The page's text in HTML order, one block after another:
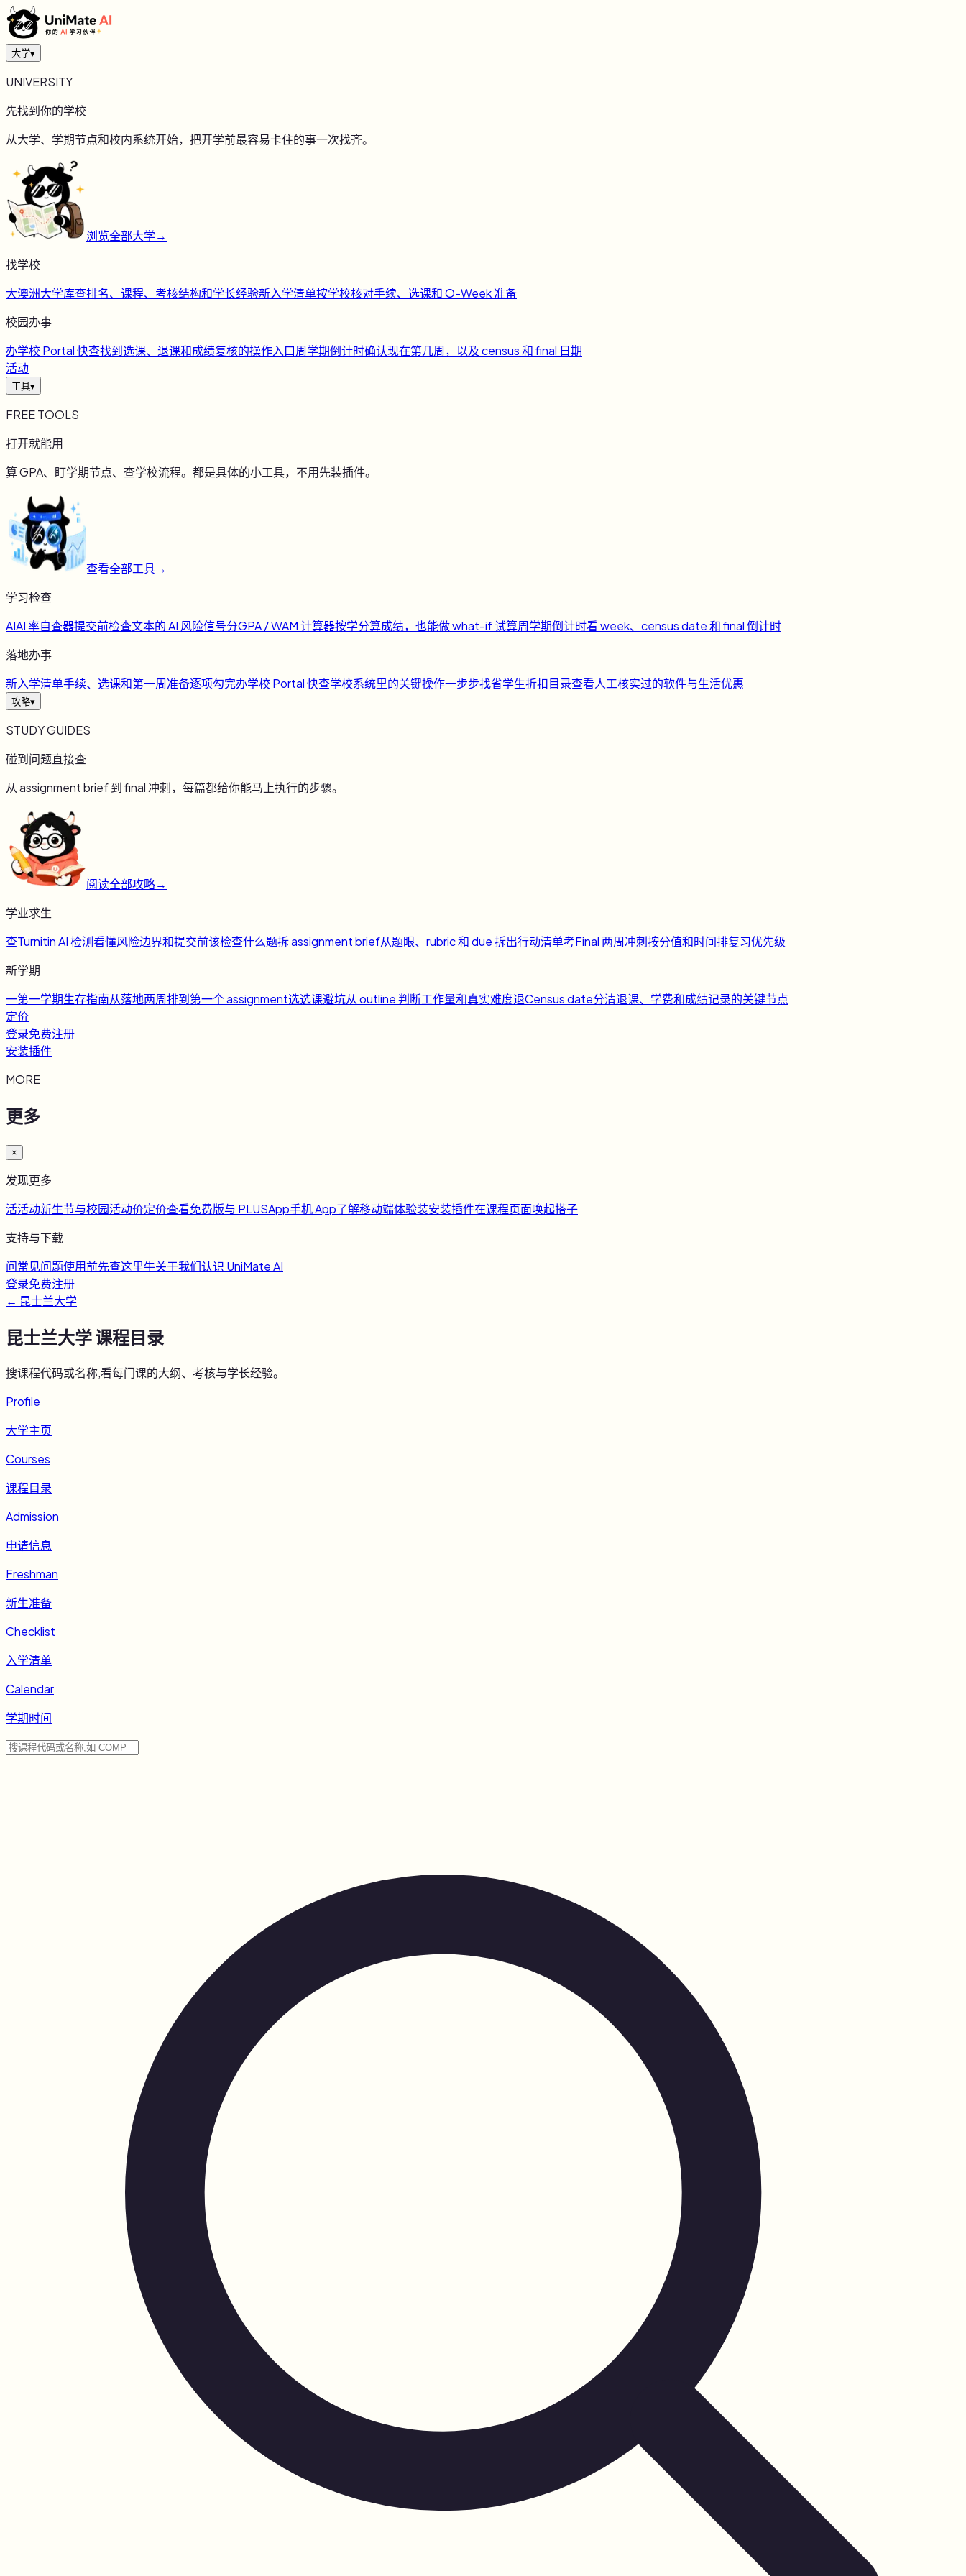
大学▾
UNIVERSITY
先找到你的学校
从大学、学期节点和校内系统开始，把开学前最容易卡住的事一次找齐。
浏览全部大学→
找学校
大澳洲大学库查排名、课程、考核结构和学长经验新入学清单按学校核对手续、选课和 O-Week 准备
校园办事
办学校 Portal 快查找到选课、退课和成绩复核的操作入口周学期倒计时确认现在第几周，以及 census 和 final 日期
活动
工具▾
FREE TOOLS
打开就能用
算 GPA、盯学期节点、查学校流程。都是具体的小工具，不用先装插件。
查看全部工具→
学习检查
AIAI 率自查器提交前检查文本的 AI 风险信号分GPA / WAM 计算器按学分算成绩，也能做 what-if 试算周学期倒计时看 week、census date 和 final 倒计时
落地办事
新入学清单手续、选课和第一周准备逐项勾完办学校 Portal 快查学校系统里的关键操作一步步找省学生折扣目录查看人工核实过的软件与生活优惠
攻略▾
STUDY GUIDES
碰到问题直接查
从 assignment brief 到 final 冲刺，每篇都给你能马上执行的步骤。
阅读全部攻略→
学业求生
查Turnitin AI 检测看懂风险边界和提交前该检查什么题拆 assignment brief从题眼、rubric 和 due 拆出行动清单考Final 两周冲刺按分值和时间排复习优先级
新学期
一第一学期生存指南从落地两周排到第一个 assignment选选课避坑从 outline 判断工作量和真实难度退Census date分清退课、学费和成绩记录的关键节点
定价
登录免费注册
安装插件
MORE
更多
×
发现更多
活活动新生节与校园活动价定价查看免费版与 PLUSApp手机 App了解移动端体验装安装插件在课程页面唤起搭子
支持与下载
问常见问题使用前先查这里牛关于我们认识 UniMate AI
登录免费注册
← 昆士兰大学
昆士兰大学课程目录
搜课程代码或名称,看每门课的大纲、考核与学长经验。
Profile
大学主页
Courses
课程目录
Admission
申请信息
Freshman
新生准备
Checklist
入学清单
Calendar
学期时间